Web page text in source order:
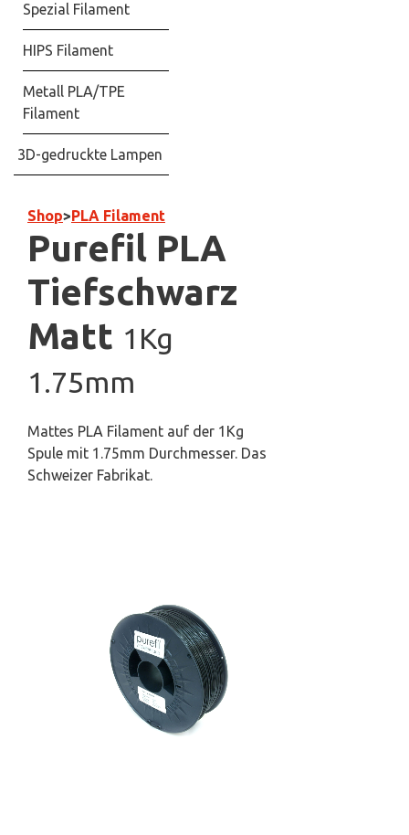
Spezial Filament
HIPS Filament
Metall PLA/TPE
Filament
3D-gedruckte Lampen
Shop>PLA Filament
Purefil PLA
Tiefschwarz
Matt 1Kg
1.75mm
Mattes PLA Filament auf der 1Kg
Spule mit 1.75mm Durchmesser. Das
Schweizer Fabrikat.